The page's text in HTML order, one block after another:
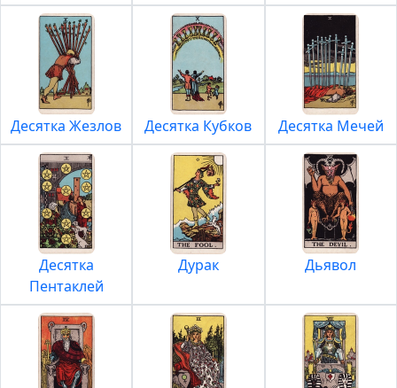
Десятка Жезлов Десятка Кубков Десятка Мечей
Десятка
Пентаклей
Дурак Дьявол